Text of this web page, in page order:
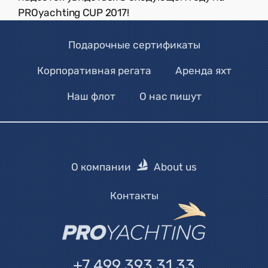
PROyachting CUP 2017!
Подарочные сертификаты
Корпоративная регата Аренда яхт
Наш флот О нас пишут
О компании About us
Контакты